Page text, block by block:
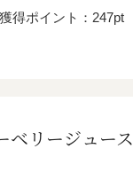
獲得ポイント：247pt
ベリージュース